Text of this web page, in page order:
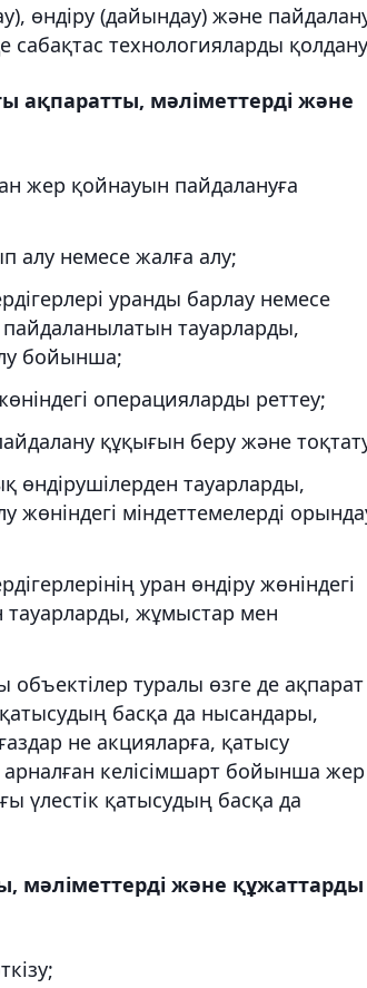
өндіру (дайындау) және
технологияларды
ақпаратты, мәліметтерді және
жер қойнауын пайдалануға
алу немесе жалға алу;
уранды барлау немесе
пайдаланылатын тауарларды,
бойынша;
операцияларды реттеу;
құқығын беру және
тауарларды,
жөніндегі міндеттемелерді
уран өндіру жөніндегі
тауарларды, жұмыстар мен
туралы өзге де ақпарат
басқа да нысандары,
не акцияларға, қатысу
арналған келісімшарт бойынша жер
үлестік қатысудың басқа да
мәліметтерді және құжаттарды